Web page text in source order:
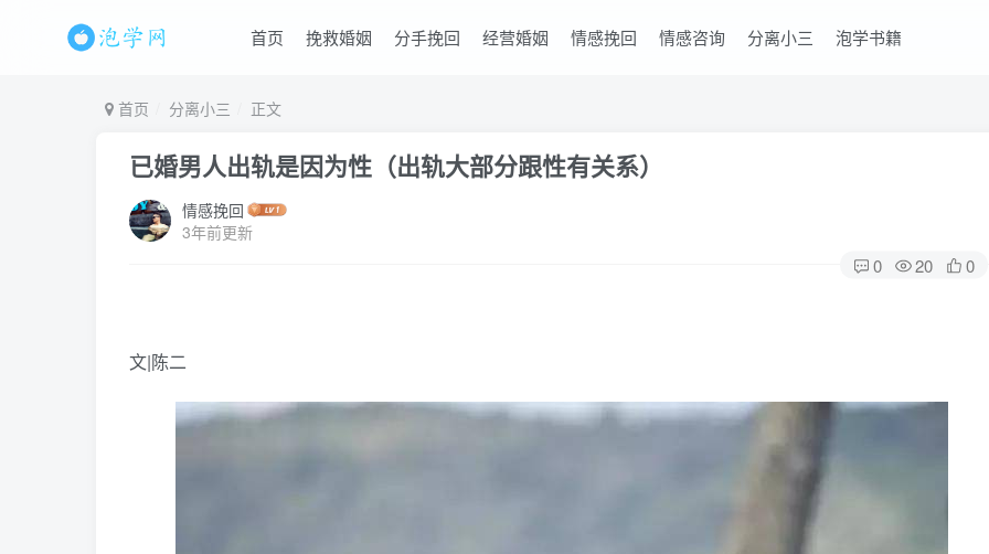
首页 挽救婚姻 分手挽回 经营婚姻 情感挽回 情感咨询 分离小三 泡学书籍
首页 分离小三 正文
已婚男人出轨是因为性（出轨大部分跟性有关系）
情感挽回
3年前更新
0 20 0
文|陈二